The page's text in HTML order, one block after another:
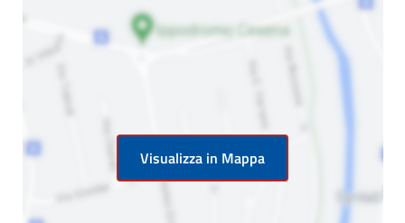
Visualizza in Mappa